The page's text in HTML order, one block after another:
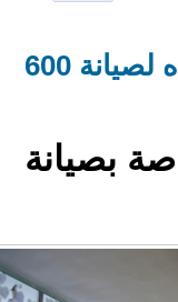
وزارة التربية والتعليم: جرى طرح عطاء وتنفيذه لصيانة 600
بصيانة